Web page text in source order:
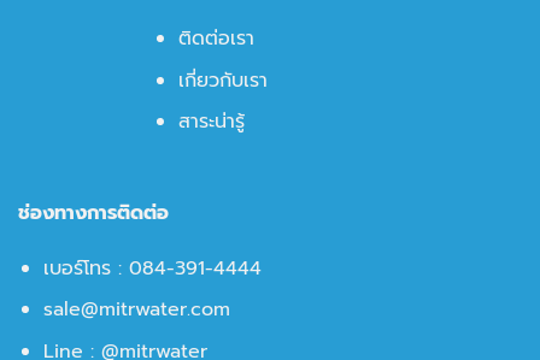
ติดต่อเรา
เกี่ยวกับเรา
สาระน่ารู้
ช่องทางการติดต่อ
เบอร์โทร : 084-391-4444
sale@mitrwater.com
Line : @mitrwater